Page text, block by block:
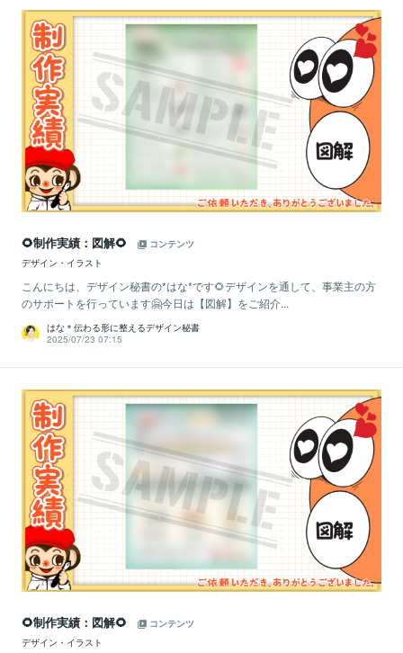
🌻制作実績：図解🌻
コンテンツ
デザイン・イラスト
こんにちは、デザイン秘書の*はな*です🌻デザインを通して、事業主の方
のサポートを行っています🤗今日は【図解】をご紹介...
はな＊伝わる形に整えるデザイン秘書
2025/07/23 07:15
🌻制作実績：図解🌻
コンテンツ
デザイン・イラスト